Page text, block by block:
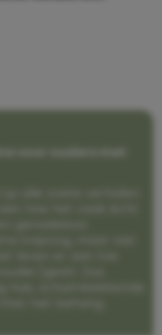
voor ouders met